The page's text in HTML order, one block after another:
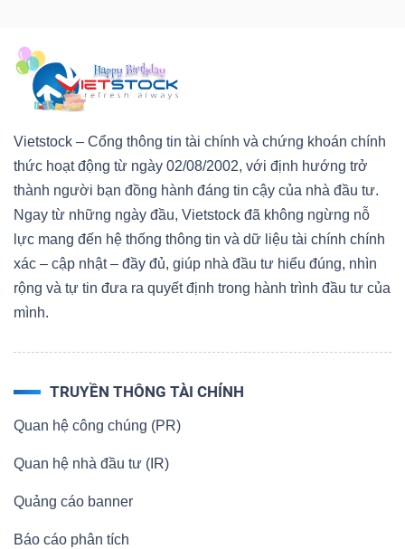
Vietstock – Cổng thông tin tài chính và chứng khoán chính
thức hoạt động từ ngày 02/08/2002, với định hướng trở
thành người bạn đồng hành đáng tin cậy của nhà đầu tư.
Ngay từ những ngày đầu, Vietstock đã không ngừng nỗ
lực mang đến hệ thống thông tin và dữ liệu tài chính chính
xác – cập nhật – đầy đủ, giúp nhà đầu tư hiểu đúng, nhìn
rộng và tự tin đưa ra quyết định trong hành trình đầu tư của
mình.
TRUYỀN THÔNG TÀI CHÍNH
Quan hệ công chúng (PR)
Quan hệ nhà đầu tư (IR)
Quảng cáo banner
Báo cáo phân tích